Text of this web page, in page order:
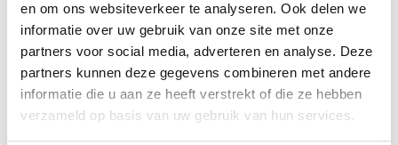
en om ons websiteverkeer te analyseren. Ook delen we
informatie over uw gebruik van onze site met onze
partners voor social media, adverteren en analyse. Deze
partners kunnen deze gegevens combineren met andere
informatie die u aan ze heeft verstrekt of die ze hebben
verzameld op basis van uw gebruik van hun services.
Opleidingen
Onderwijs
STEM-workshops
Faciliteiten
Events
Bereikbaarheid
Community